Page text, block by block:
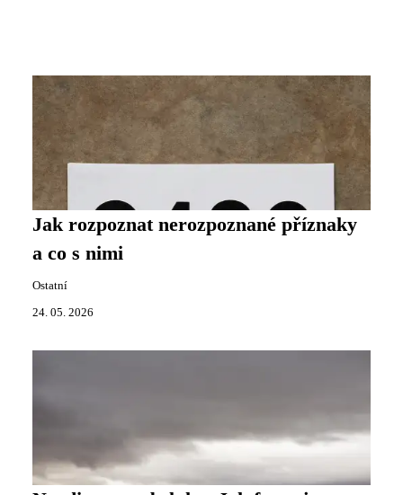
Jak rozpoznat nerozpoznané příznaky
a co s nimi
Ostatní
24. 05. 2026